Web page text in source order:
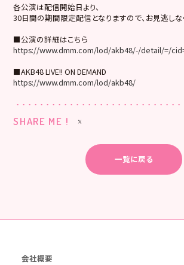
各公演は配信開始日より、
30日間の期間限定配信となりますので、お見逃しな
■公演の詳細はこちら
https://www.dmm.com/lod/akb48/-/detail/=/
■AKB48 LIVE!! ON DEMAND
https://www.dmm.com/lod/akb48/
SHARE ME !
一覧に戻る
会社概要